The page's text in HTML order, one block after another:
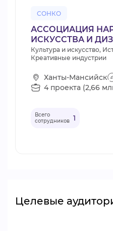
СОНКО
АССОЦИАЦИЯ
ИСКУССТВА И
Культура и искусство,
Креативные индустрии
Ханты-Мансийск
4 проекта (2,66
Всего
сотрудников 1
Целевые